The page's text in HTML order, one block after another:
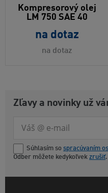
Kompresorový olej
LM 750 SAE 40
na dotaz
na dotaz
Zľavy a novinky už
Súhlasím so spracúvaním
Odber môžete kedykoľvek zrušiť.